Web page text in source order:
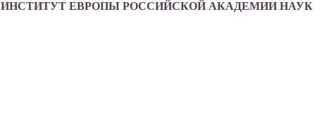
ИНСТИТУТ ЕВРОПЫ РОССИЙСКОЙ АКАДЕМИИ НАУК